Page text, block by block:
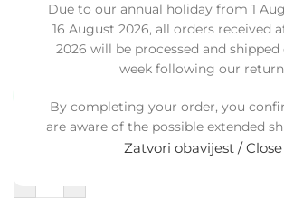
Due to our annual holiday from 1
16 August 2026, all orders received
2026 will be processed and
week following our
By completing your order, you
are aware of the possible extended
Zatvori obavijest / Close
EVOLUTION 2.0 8V,
31-1-28
Garancija: 5 god jamstva
47,00€ £ $ ¥ A$ £32.23